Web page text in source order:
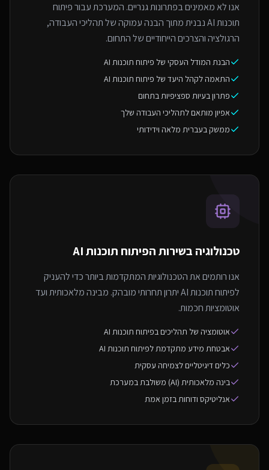
אנו לא מאמינים בפתרונות גנריים. המערכת עבור פיתוח
תוכנות AI נבנית מתוך הבנה עמוקה של תהליכי העבודה,
הרגולציה והצרכים הייחודיים של התחום.
הבנת המודל העסקי של פיתוח תוכנות AI
התאמה לקהל היעד של פיתוח תוכנות AI
פתרון בעיות ספציפיות בתחום
אפיון מותאם לתהליכי העבודה שלך
ממשק בעברית מלאה וידידותי
טכנולוגיה בשירות הפיתוח תוכנות AI
אנו רותמים את הטכנולוגיות המתקדמות ביותר כדי להעניק
לפיתוח תוכנות AI יתרון תחרותי מובהק. מבינה מלאכותית ועד
אוטומציות חכמות.
אוטומציה של תהליכים בפיתוח תוכנות AI
אבטחת מידע מתקדמת לפיתוח תוכנות AI
כלים דיגיטליים לצמיחה עסקית
בינה מלאכותית (AI) משולבת במערכת
אנליטיקס ודוחות בזמן אמת